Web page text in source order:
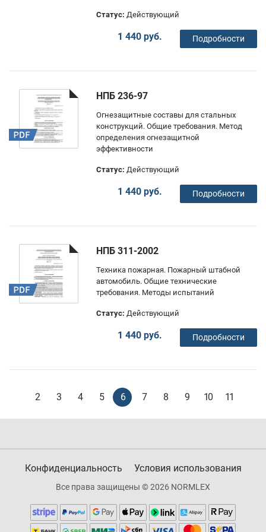
Статус: Действующий
1 440 руб. Подробности
НПБ 236-97
Огнезащитные составы для стальных
конструкций. Общие требования. Метод
определения огнезащитной
эффективности
Статус: Действующий
1 440 руб. Подробности
НПБ 311-2002
Техника пожарная. Пожарный штабной
автомобиль. Общие технические
требования. Методы испытаний
Статус: Действующий
1 440 руб. Подробности
2 3 4 5 6 7 8 9 10 11
Конфиденциальность Условия использования
Все права защищены © 2026 NORMLEX